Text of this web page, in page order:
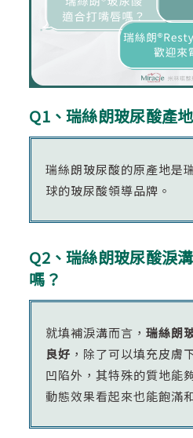
Q1、瑞絲朗玻尿酸產
瑞絲朗玻尿酸的原產地是
球的玻尿酸領導品牌。
Q2、瑞絲朗玻尿酸淚
嗎？
就填補淚溝而言，瑞絲朗
良好 ，除了可以填充皮膚
凹陷外，其特殊的質地能
動態效果看起來也能飽滿